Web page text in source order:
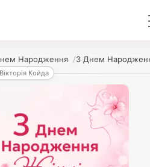
Народження З Днем
Койда